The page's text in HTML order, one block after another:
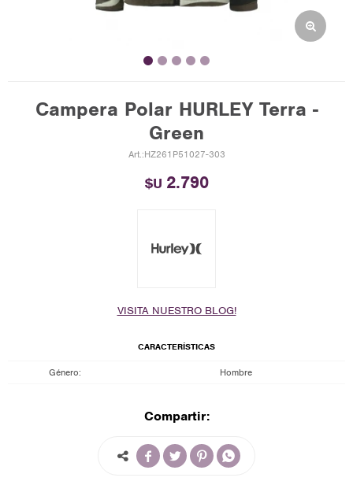
Campera Polar HURLEY Terra -
Green
HZ261P51027-303
$U 2.790
VISITA NUESTRO BLOG!
CARACTERÍSTICAS
Género Hombre
Compartir:
   